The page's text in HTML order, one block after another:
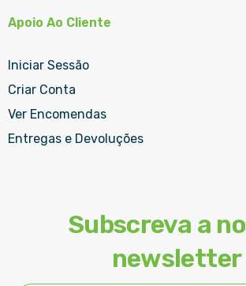
Apoio Ao Cliente
Iniciar Sessão
Criar Conta
Ver Encomendas
Entregas e Devoluções
Subscreva a
newsletter